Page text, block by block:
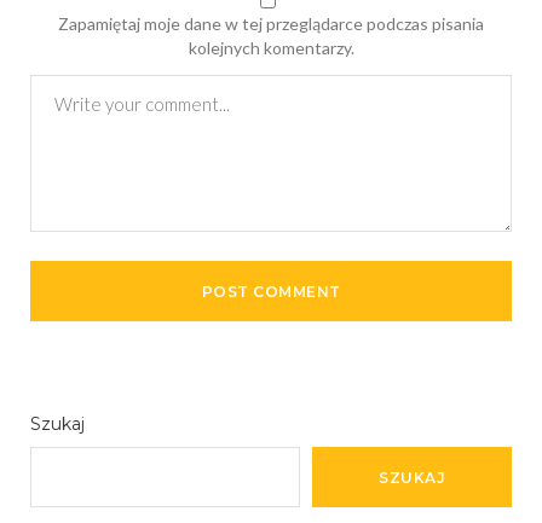
Zapamiętaj moje dane w tej przeglądarce podczas pisania
kolejnych komentarzy.
Szukaj
SZUKAJ